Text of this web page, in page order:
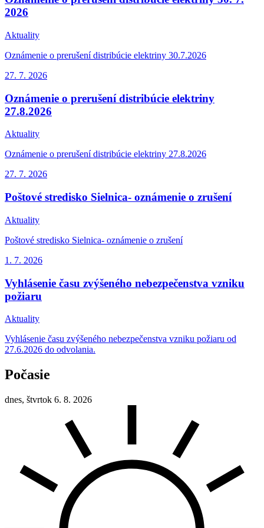
2026
Aktuality
Oznámenie o prerušení distribúcie elektriny 30.7.2026
27. 7. 2026
Oznámenie o prerušení distribúcie elektriny
27.8.2026
Aktuality
Oznámenie o prerušení distribúcie elektriny 27.8.2026
27. 7. 2026
Poštové stredisko Sielnica- oznámenie o zrušení
Aktuality
Poštové stredisko Sielnica- oznámenie o zrušení
1. 7. 2026
Vyhlásenie času zvýšeného nebezpečenstva vzniku
požiaru
Aktuality
Vyhlásenie času zvýšeného nebezpečenstva vzniku požiaru od
27.6.2026 do odvolania.
Počasie
dnes, štvrtok 6. 8. 2026